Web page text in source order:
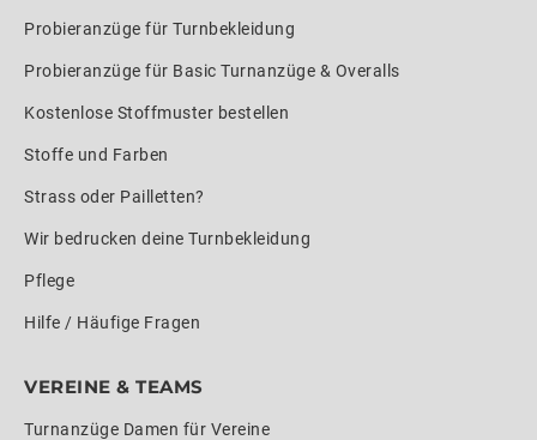
Probieranzüge für Turnbekleidung
Probieranzüge für Basic Turnanzüge & Overalls
Kostenlose Stoffmuster bestellen
Stoffe und Farben
Strass oder Pailletten?
Wir bedrucken deine Turnbekleidung
Pflege
Hilfe / Häufige Fragen
VEREINE & TEAMS
Turnanzüge Damen für Vereine